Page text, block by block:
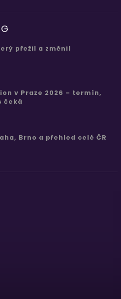
přežil a změnil
v Praze 2026 – termín,
čeká
Brno a přehled celé ČR